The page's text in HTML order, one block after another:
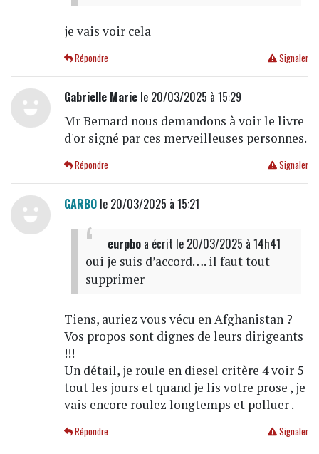
je vais voir cela
Signaler
Répondre
Gabrielle Mariele 20/03/2025 à 15:29
Mr Bernard nous demandons à voir le livre
d'or signé par ces merveilleuses personnes.
Signaler
Répondre
GARBOle 20/03/2025 à 15:21
eurpboa écrit le 20/03/2025 à 14h41
oui je suis d’accord…. il faut tout
supprimer
Tiens, auriez vous vécu en Afghanistan ?
Vos propos sont dignes de leurs dirigeants
!!!
Un détail, je roule en diesel critère 4 voir 5
tout les jours et quand je lis votre prose , je
vais encore roulez longtemps et polluer .
Signaler
Répondre